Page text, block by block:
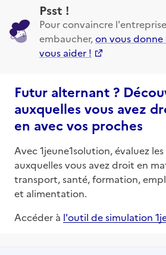
Psst !
Pour convaincre
embaucher,on vous donne
vous aider !
Futur alternant ?
auxquelles vous avez
en avec vos proches
Avec 1jeune1solution, évaluez
auxquelles vous avez droit en
transport, santé, formation,
et alimentation.
Accéder à l'outil de simulation